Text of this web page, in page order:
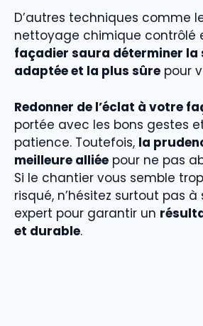
D’autres techniques comme
nettoyage chimique contrôlé
façadier saura déterminer la
adaptée et la plus sûre pour
Redonner de l’éclat à votre
portée avec les bons gestes
patience. Toutefois, la
meilleure alliée pour ne pas
Si le chantier vous semble
risqué, n’hésitez surtout pas
expert pour garantir un
et durable.